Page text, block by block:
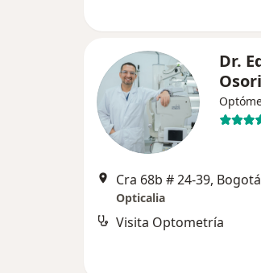
Dr.
Cra 68b # 24-39, Bogotá
Opticalia
Visita Optometría